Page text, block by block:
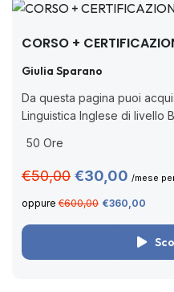
CORSO +
Giulia Sparano
Da questa pagina puoi
Linguistica Inglese di livello
62/2022 con nuova nota
50 Ore
€50,00 €30,00 /mese
oppure €600,00 €360,00